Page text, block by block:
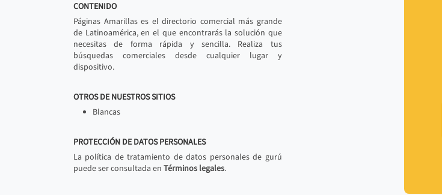
CONTENIDO
Páginas Amarillas es el directorio comercial más grande
de Latinoamérica, en el que encontrarás la solución que
necesitas de forma rápida y sencilla. Realiza tus
búsquedas comerciales desde cualquier lugar y
dispositivo.
OTROS DE NUESTROS SITIOS
Blancas
PROTECCIÓN DE DATOS PERSONALES
La política de tratamiento de datos personales de gurú
puede ser consultada en Términos legales.